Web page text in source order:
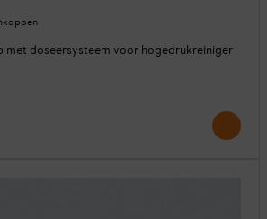
met doseersysteem voor hogedrukreiniger